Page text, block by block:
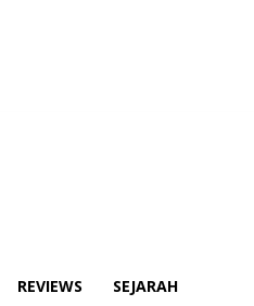
REVIEWS SEJARAH